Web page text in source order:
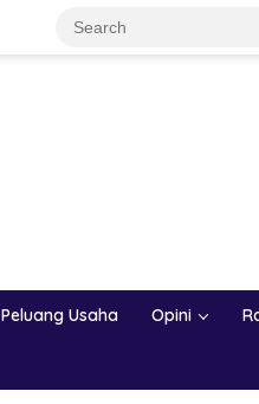
Peluang Usaha Opini